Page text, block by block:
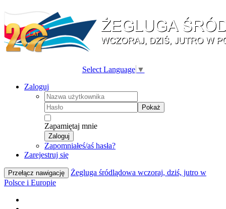
Select Language ▼
Zaloguj
Pokaż
Zapamiętaj mnie
Zaloguj
Zapomniałeś/aś hasła?
Zarejestruj się
Przełącz nawigację
Żegluga śródlądowa wczoraj, dziś, jutro w
Polsce i Europie